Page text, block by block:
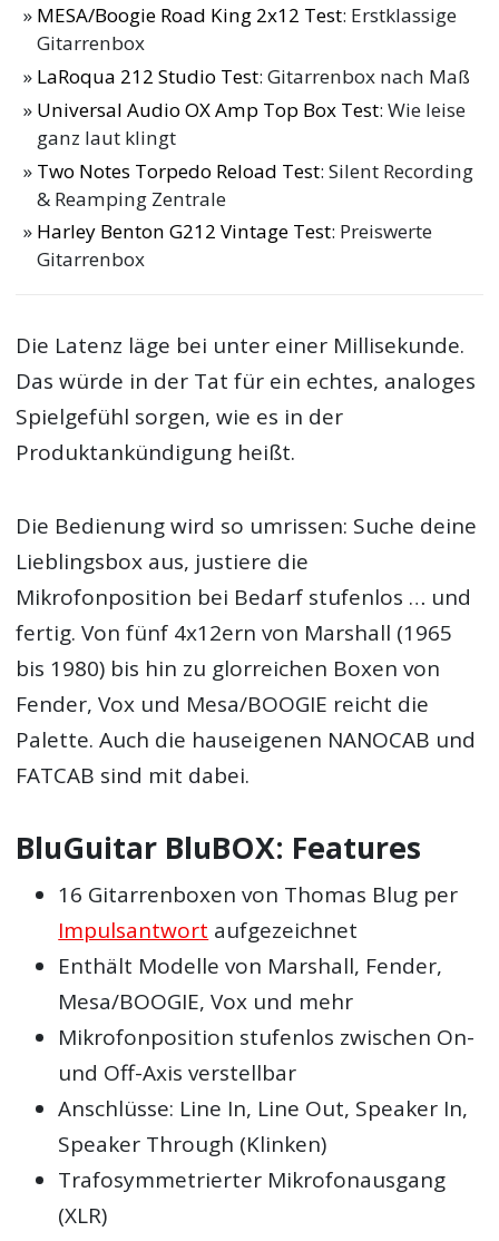
MESA/Boogie Road King 2x12 Test: Erstklassige
Gitarrenbox
LaRoqua 212 Studio Test: Gitarrenbox nach Maß
Universal Audio OX Amp Top Box Test: Wie leise
ganz laut klingt
Two Notes Torpedo Reload Test: Silent Recording
& Reamping Zentrale
Harley Benton G212 Vintage Test: Preiswerte
Gitarrenbox
Die Latenz läge bei unter einer Millisekunde.
Das würde in der Tat für ein echtes, analoges
Spielgefühl sorgen, wie es in der
Produktankündigung heißt.
Die Bedienung wird so umrissen: Suche deine
Lieblingsbox aus, justiere die
Mikrofonposition bei Bedarf stufenlos … und
fertig. Von fünf 4x12ern von Marshall (1965
bis 1980) bis hin zu glorreichen Boxen von
Fender, Vox und Mesa/BOOGIE reicht die
Palette. Auch die hauseigenen NANOCAB und
FATCAB sind mit dabei.
BluGuitar BluBOX: Features
16 Gitarrenboxen von Thomas Blug per
Impulsantwort aufgezeichnet
Enthält Modelle von Marshall, Fender,
Mesa/BOOGIE, Vox und mehr
Mikrofonposition stufenlos zwischen On-
und Off-Axis verstellbar
Anschlüsse: Line In, Line Out, Speaker In,
Speaker Through (Klinken)
Trafosymmetrierter Mikrofonausgang
(XLR)